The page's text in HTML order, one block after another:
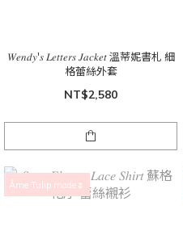
𝑊𝑒𝑛𝑑𝑦'𝑠 𝐿𝑒𝑡𝑡𝑒𝑟𝑠 𝐽𝑎𝑐𝑘𝑒𝑡 溫蒂妮書札 細
格蕾絲外套
NT$2,580
Âme Tulip made🌷